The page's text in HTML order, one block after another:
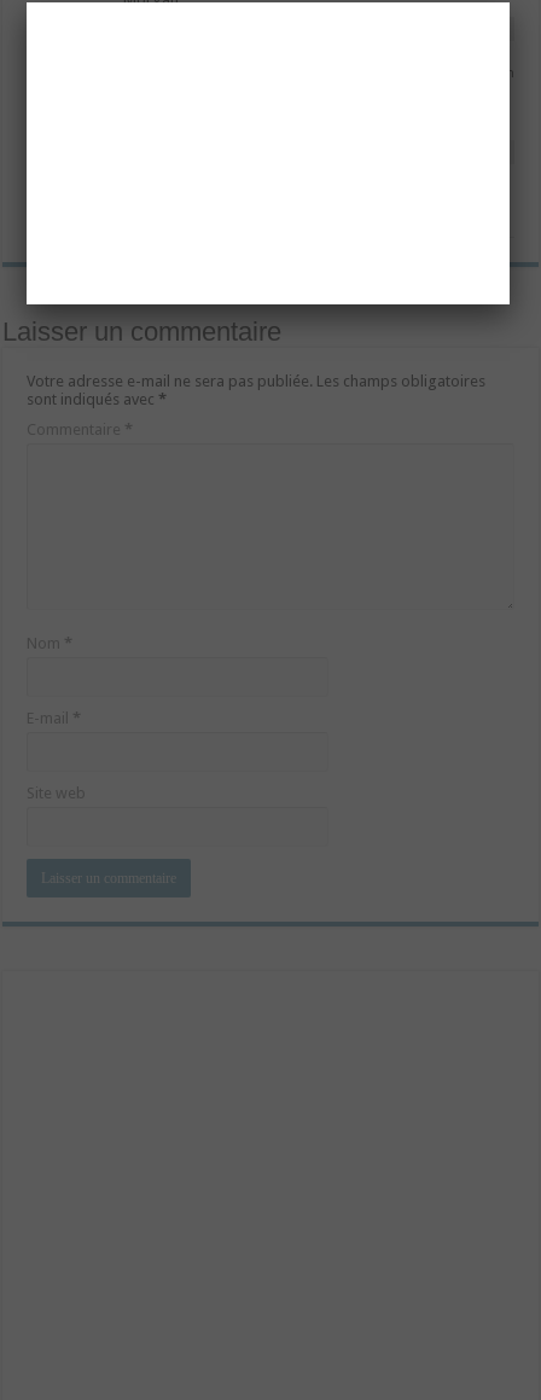
2 février 2017 à 20 h 03 min
Laisser un commentaire
Votre adresse e-mail ne sera pas publiée. Les champs obligatoires
sont indiqués avec *
Commentaire *
Nom *
E-mail *
Site web